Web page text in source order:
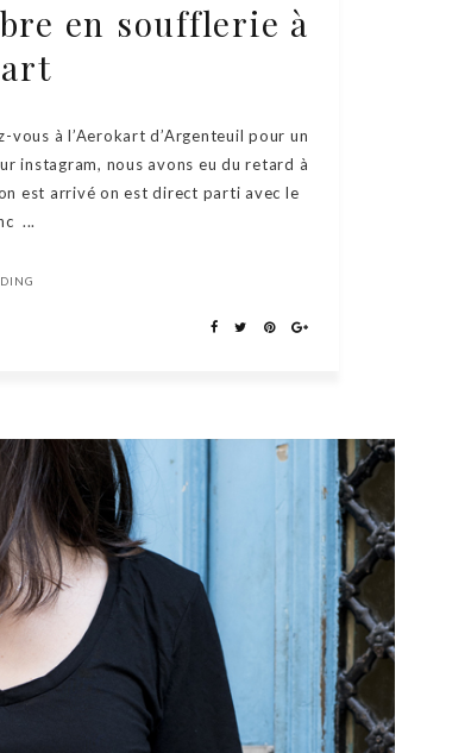
en soufflerie à
à l’Aerokart d’Argenteuil pour un
instagram, nous avons eu du retard à
est arrivé on est direct parti avec le
...